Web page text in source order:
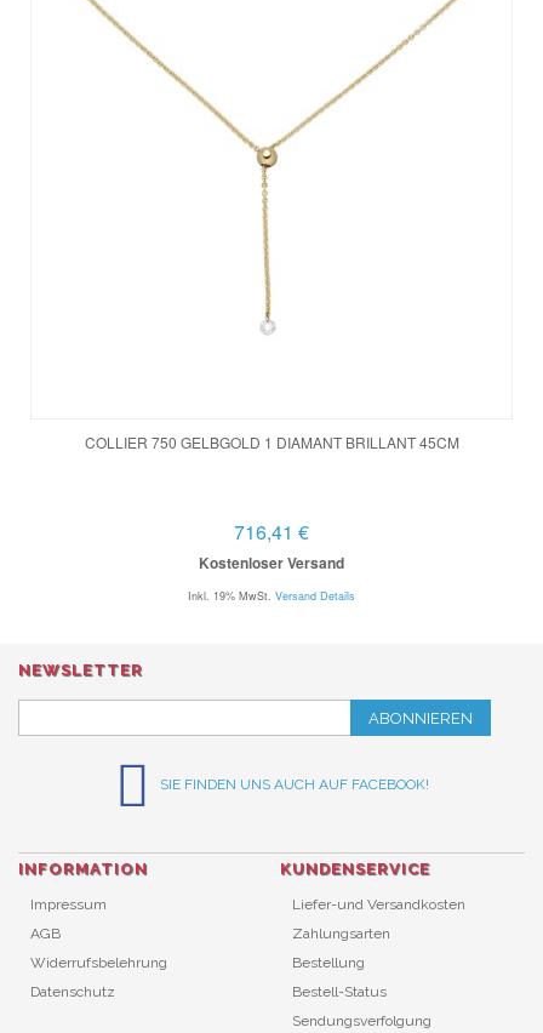
COLLIER 750 GELBGOLD 1 DIAMANT BRILLANT 45CM
716,41 €
Kostenloser Versand
Inkl. 19% MwSt. Versand Details
NEWSLETTER
ABONNIEREN
SIE FINDEN UNS AUCH AUF FACEBOOK!
INFORMATION
Impressum
AGB
Widerrufsbelehrung
Datenschutz
KUNDENSERVICE
Liefer-und Versandkosten
Zahlungsarten
Bestellung
Bestell-Status
Sendungsverfolgung